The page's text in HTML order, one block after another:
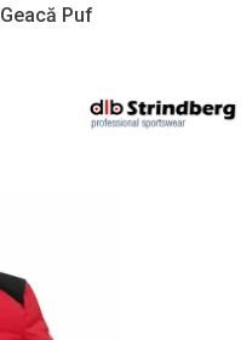
Geacă Puf